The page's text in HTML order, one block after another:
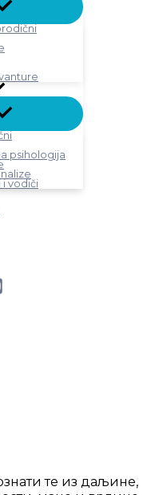
psihologija
i vodiči
те из даљине,